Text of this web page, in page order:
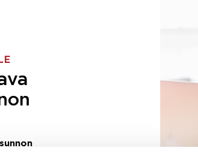
juuri sinulle